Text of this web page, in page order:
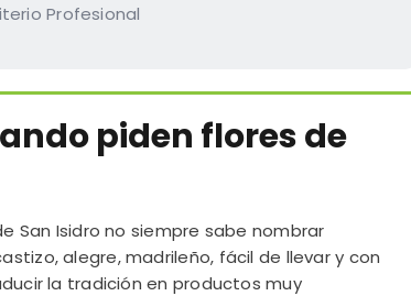
Profesional
piden flores de
San Isidro no siempre sabe nombrar
alegre, madrileño, fácil de llevar y con
la tradición en productos muy